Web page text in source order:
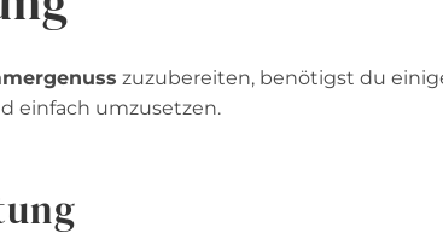
zuzubereiten, benötigst du
einfach umzusetzen.